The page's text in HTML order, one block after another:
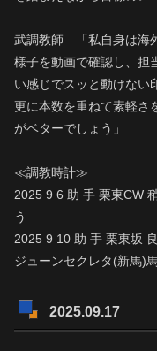
武調教師 「私自身は海
様子を動画で確認し、担
い感じでスッと動けない
更に本数を重ねて素軽さ
がベターでしょう」
≪調教時計≫
2025 9 6 助 手 栗東CW
う
2025 9 10 助 手 栗東坂
ジューンセクレタ(新馬)
2025.09.17